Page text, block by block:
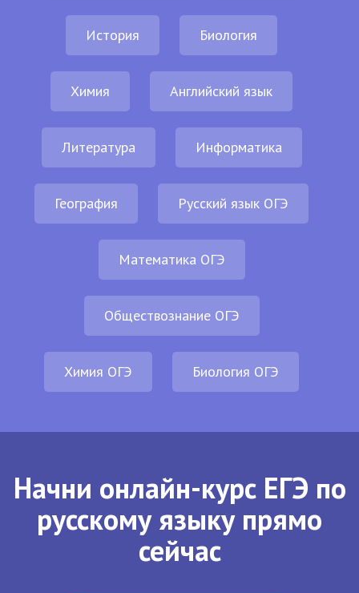
История Биология
Химия Английский язык
Литература Информатика
География Русский язык ОГЭ
Математика ОГЭ
Обществознание ОГЭ
Химия ОГЭ Биология ОГЭ
Начни онлайн-курс ЕГЭ по
русскому языку прямо
сейчас